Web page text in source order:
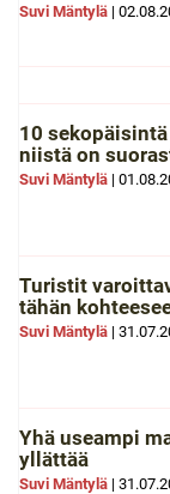
Suvi Mäntylä |
10
niistä on
Suvi Mäntylä |
Turistit
tähän
Suvi Mäntylä |
Yhä useampi
yllättää
Suvi Mäntylä |